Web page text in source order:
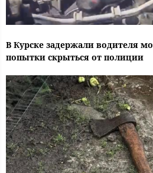
В Курске задержали водителя
попытки скрыться от полиции